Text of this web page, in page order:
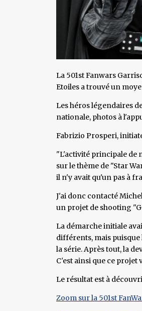
La 501st Fanwars
Etoiles a trouvé un
Les héros légendaires
nationale, photos à
Fabrizio Prosperi,
"L'activité principale de
sur le thème de "Star
il n'y avait qu'un pas à
J'ai donc contacté
un projet de shooting
La démarche initiale
différents, mais puisque
la série. Après tout, la
C'est ainsi que ce projet
Le résultat est à
Zoom sur la 501st